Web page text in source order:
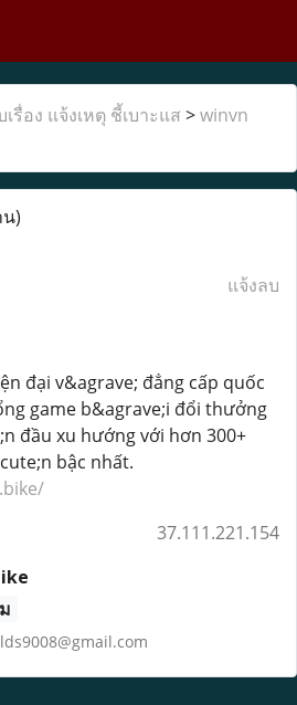
เรื่อง แจ้งเหตุ ชี้เบาะแส >winvn
)
แจ้งลบ
đại v&agrave; đẳng cấp quốc
game b&agrave;i đổi thưởng
đầu xu hướng với hơn 300+
bậc nhất.
37.111.221.154